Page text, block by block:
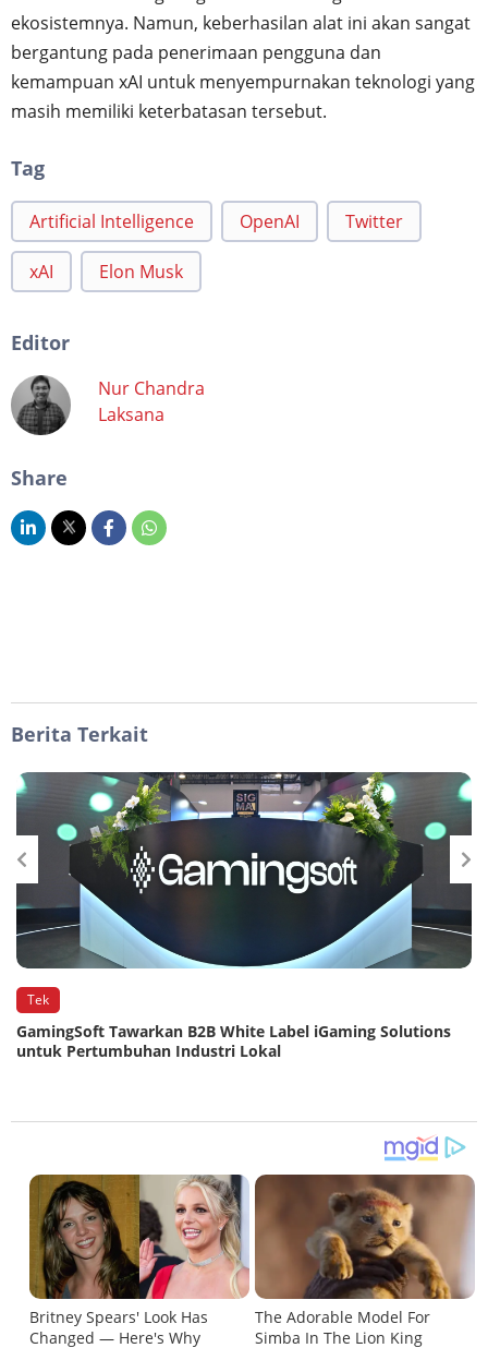
ekosistemnya. Namun, keberhasilan alat ini akan sangat
bergantung pada penerimaan pengguna dan
kemampuan xAI untuk menyempurnakan teknologi yang
masih memiliki keterbatasan tersebut.
Tag
Artificial Intelligence OpenAI Twitter
xAI Elon Musk
Editor
Nur Chandra
Laksana
Share
Berita Terkait
Tek
GamingSoft Tawarkan B2B White Label iGaming Solutions
untuk Pertumbuhan Industri Lokal